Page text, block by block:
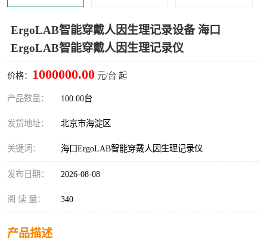
ErgoLAB智能穿戴人因生理记录设备 海口
ErgoLAB智能穿戴人因生理记录仪
价格： 1000000.00 元/台 起
产品数量： 100.00台
发货地址： 北京市海淀区
关键词： 海口ErgoLAB智能穿戴人因生理记录仪
发布日期： 2026-08-08
阅 读 量： 340
产品描述